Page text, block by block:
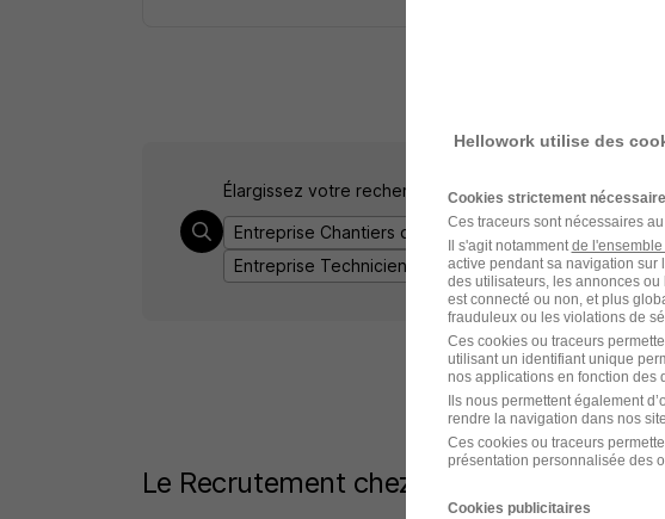
Élargissez votre recherche deTechnicien travaux
Entreprise Chantiers de l'Atlantique
Emploi
Entreprise Technicien travaux
Le Recrutement chez Chantiers de
Hellowork utilise des
Cookies strictement
Ces traceurs sont nécessaires
Il s'agit notammentde
active pendant sa navigation sur
des utilisateurs, les annonces ou
est connecté ou non, et plus
frauduleux ou les violations de
Ces cookies ou traceurs
utilisant un identifiant unique
nos applications en fonction des
Ils nous permettent également
rendre la navigation dans nos
Ces cookies ou traceurs
présentation personnalisée des
Cookies publicitaires